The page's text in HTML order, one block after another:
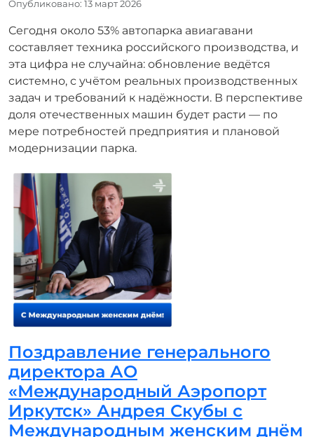
Опубликовано: 13 март 2026
Сегодня около 53% автопарка авиагавани
составляет техника российского производства, и
эта цифра не случайна: обновление ведётся
системно, с учётом реальных производственных
задач и требований к надёжности. В перспективе
доля отечественных машин будет расти — по
мере потребностей предприятия и плановой
модернизации парка.
Поздравление генерального
директора АО
«Международный Аэропорт
Иркутск» Андрея Скубы с
Международным женским днём